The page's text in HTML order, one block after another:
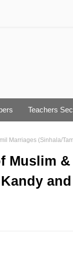
Teachers
Marriages (Sinhala/
Muslim